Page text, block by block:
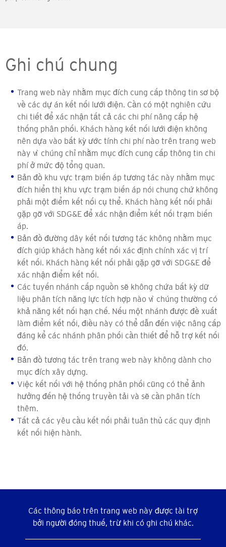
Ghi chú chung
Trang web này nhằm mục đích cung cấp thông tin sơ bộ
về các dự án kết nối lưới điện. Cần có một nghiên cứu
chi tiết để xác nhận tất cả các chi phí nâng cấp hệ
thống phân phối. Khách hàng kết nối lưới điện không
nên dựa vào bất kỳ ước tính chi phí nào trên trang web
này vì chúng chỉ nhằm mục đích cung cấp thông tin chi
phí ở mức độ tổng quan.
Bản đồ khu vực trạm biến áp tương tác này nhằm mục
đích hiển thị khu vực trạm biến áp nói chung chứ không
phải một điểm kết nối cụ thể. Khách hàng kết nối phải
gặp gỡ với SDG&E để xác nhận điểm kết nối trạm biến
áp.
Bản đồ đường dây kết nối tương tác không nhằm mục
đích giúp khách hàng kết nối xác định chính xác vị trí
kết nối. Khách hàng kết nối phải gặp gỡ với SDG&E để
xác nhận điểm kết nối.
Các tuyến nhánh cấp nguồn sẽ không chứa bất kỳ dữ
liệu phân tích năng lực tích hợp nào vì chúng thường có
khả năng kết nối hạn chế. Nếu một nhánh được đề xuất
làm điểm kết nối, điều này có thể dẫn đến việc nâng cấp
đáng kể các nhánh phân phối cần thiết để hỗ trợ kết nối
đó.
Bản đồ tương tác trên trang web này không dành cho
mục đích xây dựng.
Việc kết nối với hệ thống phân phối cũng có thể ảnh
hưởng đến hệ thống truyền tải và sẽ cần phân tích
thêm.
Tất cả các yêu cầu kết nối phải tuân thủ các quy định
kết nối hiện hành.
Các thông báo trên trang web này được tài trợ
bởi người đóng thuế, trừ khi có ghi chú khác.